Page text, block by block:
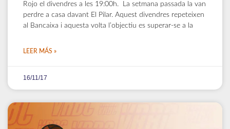
Rojo el divendres a les 19:00h. La setmana passada la van
perdre a casa davant El Pilar. Aquest divendres repeteixen
al Bancaixa i aquesta volta l’objectiu es superar-se a la
LEER MÁS »
16/11/17